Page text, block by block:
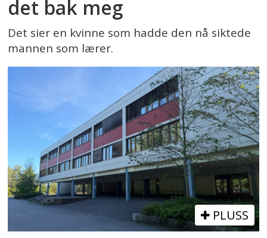
det bak meg
Det sier en kvinne som hadde den nå siktede
mannen som lærer.
PLUSS